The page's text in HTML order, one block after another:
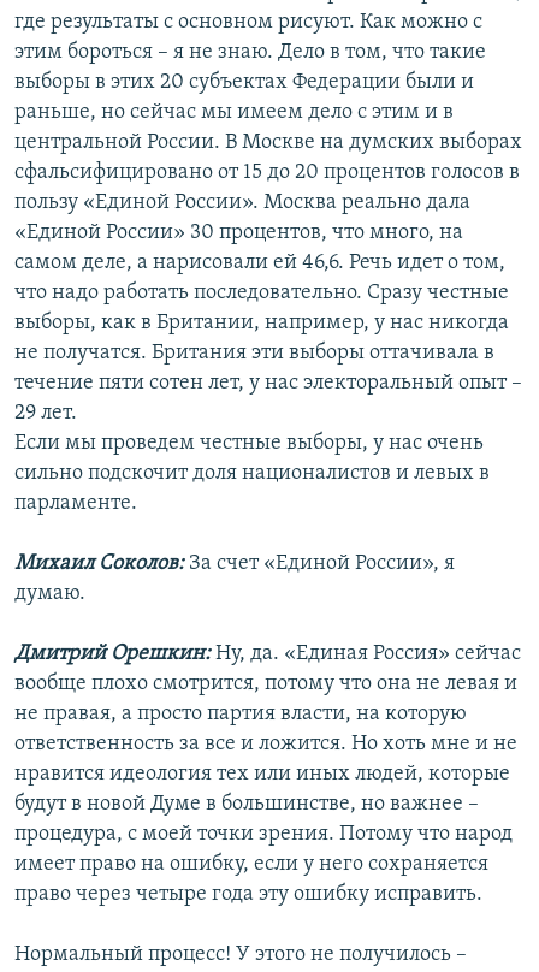
где результаты с основном рисуют. Как можно с
этим бороться – я не знаю. Дело в том, что такие
выборы в этих 20 субъектах Федерации были и
раньше, но сейчас мы имеем дело с этим и в
центральной России. В Москве на думских выборах
сфальсифицировано от 15 до 20 процентов голосов в
пользу «Единой России». Москва реально дала
«Единой России» 30 процентов, что много, на
самом деле, а нарисовали ей 46,6. Речь идет о том,
что надо работать последовательно. Сразу честные
выборы, как в Британии, например, у нас никогда
не получатся. Британия эти выборы оттачивала в
течение пяти сотен лет, у нас электоральный опыт –
29 лет.
Если мы проведем честные выборы, у нас очень
сильно подскочит доля националистов и левых в
парламенте.
Михаил Соколов:За счет «Единой России», я
думаю.
Дмитрий Орешкин:Ну, да. «Единая Россия» сейчас
вообще плохо смотрится, потому что она не левая и
не правая, а просто партия власти, на которую
ответственность за все и ложится. Но хоть мне и не
нравится идеология тех или иных людей, которые
будут в новой Думе в большинстве, но важнее –
процедура, с моей точки зрения. Потому что народ
имеет право на ошибку, если у него сохраняется
право через четыре года эту ошибку исправить.
Нормальный процесс! У этого не получилось –